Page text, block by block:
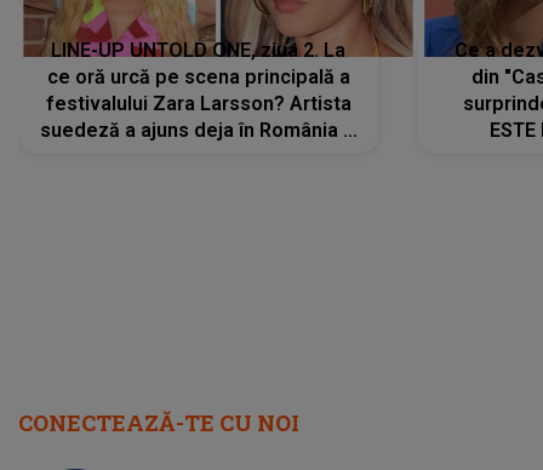
LINE-UP UNTOLD ONE, ziua 2. La
ce oră urcă pe scena principală a
festivalului Zara Larsson? Artista
suedeză a ajuns deja în România și
Ce a
din
CONECTEAZĂ-TE CU NOI